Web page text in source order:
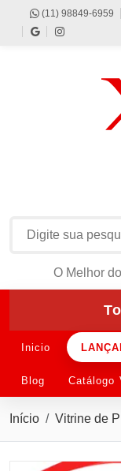
(11) 98849-6959
O Melhor
Inicio
Blog Catálogo
Início Vitrine de